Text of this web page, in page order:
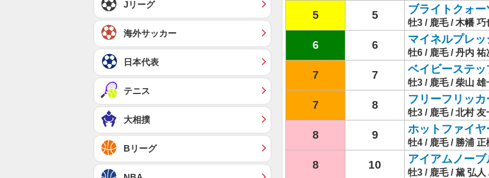
5 5 ブライトクォー
牡3 / 鹿毛 / 木幡
6 6 マイネルプレッ
牡6 / 鹿毛 / 丹内
7 7 ベイビーステッ
牡3 / 鹿毛 / 柴山
7 8 フリーフリッカ
牡3 / 鹿毛 / 北村
8 9 ホットファイヤ
牡4 / 鹿毛 / 勝浦
8 10 アイアムノーブ
牡3 / 鹿毛 / 黛 弘人
Jリーグ
海外サッカー
日本代表
テニス
大相撲
Bリーグ